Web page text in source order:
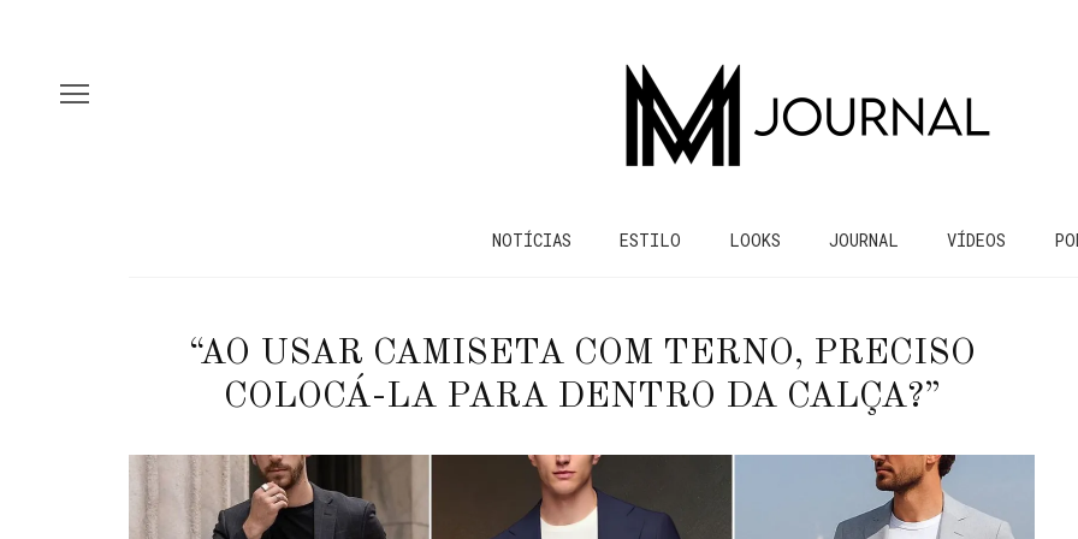
NOTÍCIAS ESTILO LOOKS JOURNAL VÍDEOS
“AO USAR CAMISETA COM TERNO, PRECISO
COLOCÁ-LA PARA DENTRO DA CALÇA?”